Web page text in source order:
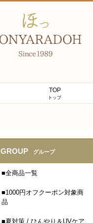
TOP
トップ
GROUP グループ
■全商品一覧
■1000円オフクーポン対象商
品
■夏対策 / ひんやり＆UVケア